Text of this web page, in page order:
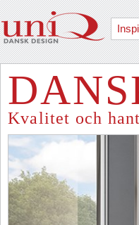
Kvalitet och